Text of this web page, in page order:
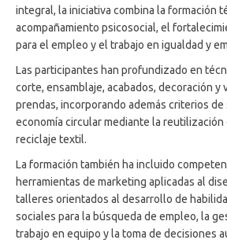
integral, la iniciativa combina la formación
acompañamiento psicosocial, el
para el empleo y el trabajo en igualdad y
Las participantes han profundizado en
corte, ensamblaje, acabados, decoración y
prendas, incorporando además criterios
economía circular mediante la reutilización
reciclaje textil.
La formación también ha incluido
herramientas de marketing aplicadas al
talleres orientados al desarrollo de
sociales para la búsqueda de empleo, la
trabajo en equipo y la toma de decisiones